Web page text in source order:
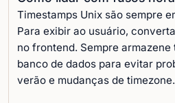
Timestamps Unix são sempre
Para exibir ao usuário,
no frontend. Sempre armazene
banco de dados para evitar
verão e mudanças de timezone.